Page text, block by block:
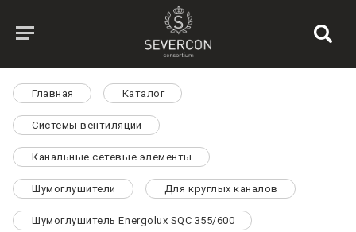
Главная Каталог
Системы вентиляции
Канальные сетевые элементы
Шумоглушители Для круглых каналов
Шумоглушитель Energolux SQC 355/600